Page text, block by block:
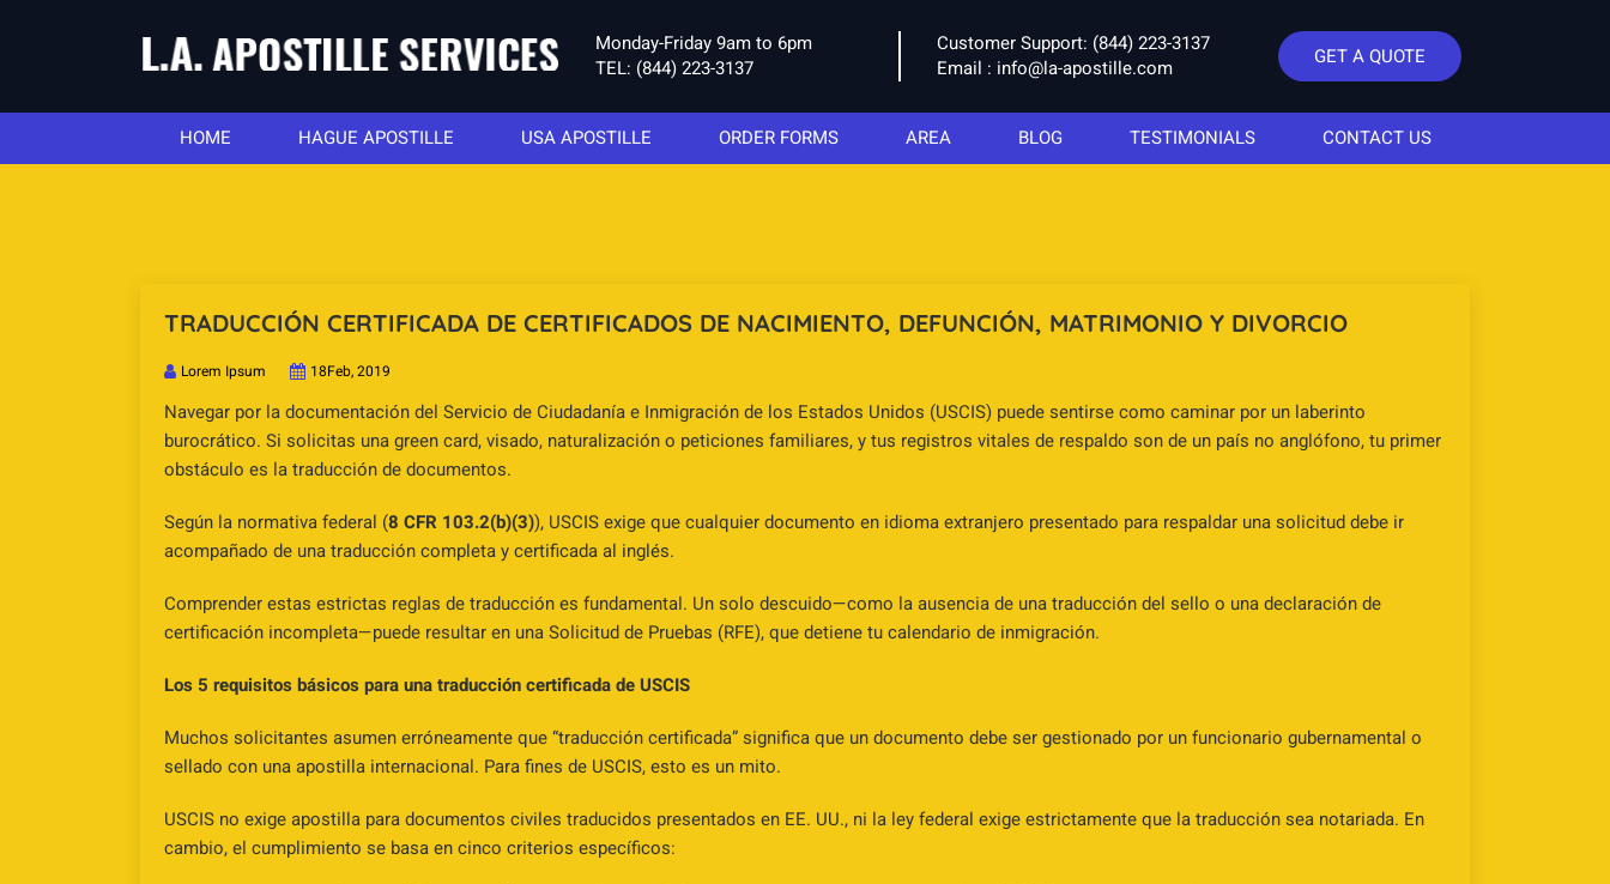
Monday-Friday 9am to 6pm
TEL: (844) 223-3137
Customer Support: (844) 223-3137
Email : info@la-apostille.com GET A QUOTE
HOME HAGUE APOSTILLE USA APOSTILLE ORDER FORMS AREA BLOG TESTIMONIALS CONTACT US
TRADUCCIÓN CERTIFICADA DE CERTIFICADOS DE NACIMIENTO, DEFUNCIÓN, MATRIMONIO Y DIVORCIO
Lorem Ipsum 18Feb, 2019
Navegar por la documentación del Servicio de Ciudadanía e Inmigración de los Estados Unidos (USCIS) puede sentirse como caminar por un laberinto
burocrático. Si solicitas una green card, visado, naturalización o peticiones familiares, y tus registros vitales de respaldo son de un país no anglófono, tu primer
obstáculo es la traducción de documentos.
Según la normativa federal (8 CFR 103.2(b)(3)), USCIS exige que cualquier documento en idioma extranjero presentado para respaldar una solicitud debe ir
acompañado de una traducción completa y certificada al inglés.
Comprender estas estrictas reglas de traducción es fundamental. Un solo descuido—como la ausencia de una traducción del sello o una declaración de
certificación incompleta—puede resultar en una Solicitud de Pruebas (RFE), que detiene tu calendario de inmigración.
Los 5 requisitos básicos para una traducción certificada de USCIS
Muchos solicitantes asumen erróneamente que “traducción certificada” significa que un documento debe ser gestionado por un funcionario gubernamental o
sellado con una apostilla internacional. Para fines de USCIS, esto es un mito.
USCIS no exige apostilla para documentos civiles traducidos presentados en EE. UU., ni la ley federal exige estrictamente que la traducción sea notariada. En
cambio, el cumplimiento se basa en cinco criterios específicos: